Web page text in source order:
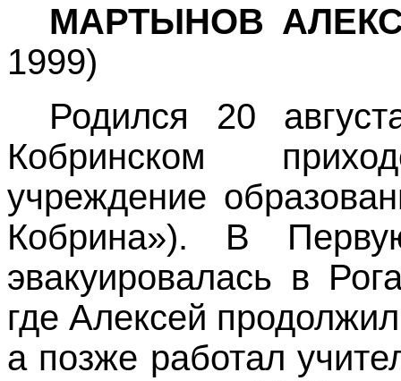
МАРТЫНОВ
1999)
Родился 20
Кобринском
учреждение
Кобрина»). В
эвакуировалась в
где Алексей
а позже работал